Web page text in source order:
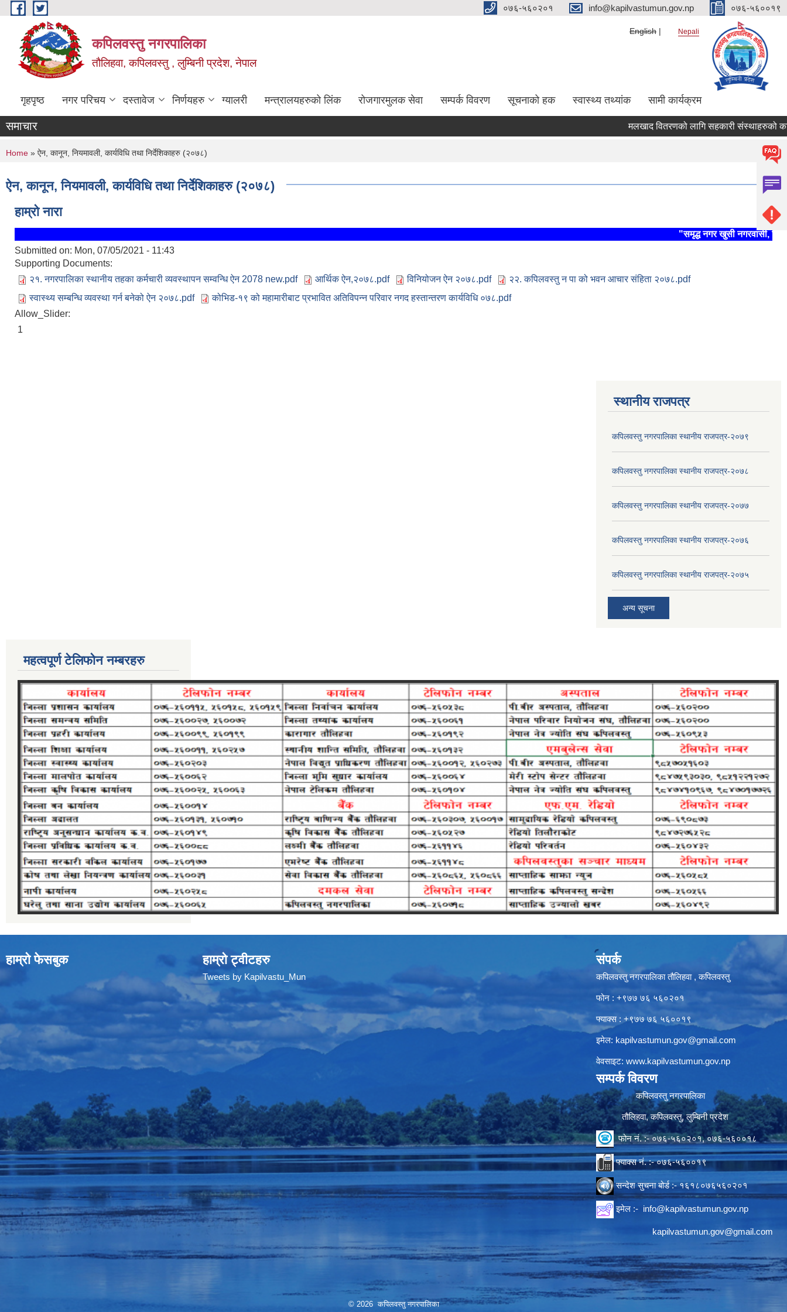
Skip to main content ०७६-५६०२०१ info@kapilvastumun.gov.np ०७६-५६००१९
कपिलवस्तु नगरपालिका
तौलिहवा, कपिलवस्तु , लुम्बिनी प्रदेश, नेपाल
English Nepali
गृहपृष्ठ नगर परिचय दस्तावेज निर्णयहरु ग्यालरी मन्त्रालयहरुको लिंक रोजगारमुलक सेवा सम्पर्क विवरण सूचनाको हक स्वास्थ्य तथ्यांक सामी कार्यक्रम
समाचार मलखाद वितरणको लागि सहकारी संस्थाहरुको
You are here
Home » ऐन, कानून, नियमावली, कार्यविधि तथा निर्देशिकाहरु (२०७८)
ऐन, कानून, नियमावली, कार्यविधि तथा निर्देशिकाहरु (२०७८)
हाम्रो नारा
"समृद्ध नगर खुसी नगरवासी, स्थिर र
Submitted on: Mon, 07/05/2021 - 11:43
Supporting Documents:
२१. नगरपालिका स्थानीय तहका कर्मचारी व्यवस्थापन सम्वन्धि ऐन 2078 new.pdf
आर्थिक ऐन,२०७८.pdf विनियोजन ऐन २०७८.pdf
२२. कपिलवस्तु न पा को भवन आचार संहिता २०७८.pdf
स्वास्थ्य सम्बन्धि व्यवस्था गर्न बनेको ऐन २०७८.pdf
कोभिड-१९ को महामारीबाट प्रभावित अतिविपन्न परिवार नगद हस्तान्तरण कार्यविधि ०७८.pdf
Allow_Slider:
1
स्थानीय राजपत्र
कपिलवस्तु नगरपालिका स्थानीय राजपत्र-२०७९
कपिलवस्तु नगरपालिका स्थानीय राजपत्र-२०७८
कपिलवस्तु नगरपालिका स्थानीय राजपत्र-२०७७
कपिलवस्तु नगरपालिका स्थानीय राजपत्र-२०७६
कपिलवस्तु नगरपालिका स्थानीय राजपत्र-२०७५
अन्य सूचना
महत्वपूर्ण टेलिफोन नम्बरहरु
हाम्रो फेसबुक हाम्रो ट्वीटहरु
Tweets by Kapilvastu_Mun
संपर्क
कपिलवस्तु नगरपालिका तौलिहवा , कपिलवस्तु
फोन : +९७७ ७६ ५६०२०१
फ्याक्स : +९७७ ७६ ५६००१९
इमेल: kapilvastumun.gov@gmail.com
वेवसाइट: www.kapilvastumun.gov.np
सम्पर्क विवरण
कपिलवस्तु नगरपालिका
तौलिहवा, कपिलवस्तु, लुम्बिनी प्रदेश
फोन नं. :- ०७६-५६०२०१, ०७६-५६००१८
फ्याक्स नं. :- ०७६-५६००१९
सन्देश सुचना बोर्ड :- १६१८०७६५६०२०१
इमेल :- info@kapilvastumun.gov.np
kapilvastumun.gov@gmail.com
© 2026 कपिलवस्तु नगरपालिका